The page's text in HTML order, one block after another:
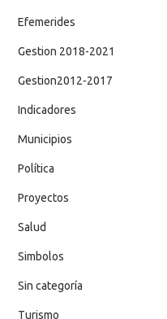
Efemerides
Gestion 2018-2021
Gestion2012-2017
Indicadores
Municipios
Política
Proyectos
Salud
Simbolos
Sin categoría
Turismo